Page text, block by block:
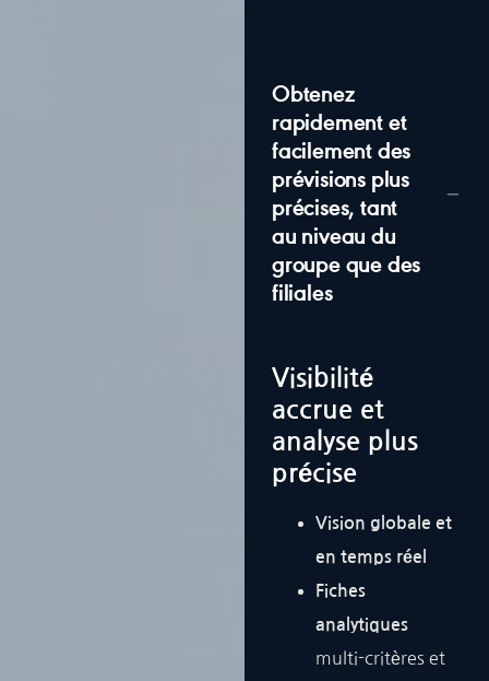
Obtenez
rapidement et
facilement des
prévisions plus
précises, tant
au niveau du
groupe que des
filiales
Visibilité
accrue et
analyse plus
précise
Vision globale et
en temps réel
Fiches
analytiques
multi-critères et